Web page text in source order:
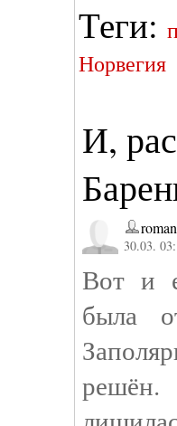
Теги:
Норвегия
И,
30.03.
Вот и
была